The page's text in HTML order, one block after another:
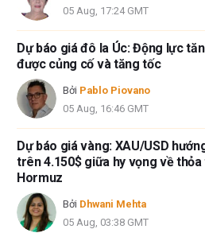
05 Aug, 17:24 GMT
Dự báo giá đô la Úc: Động lực
được củng cố và tăng tốc
Bởi Pablo Piovano
05 Aug, 16:46 GMT
Dự báo giá vàng: XAU/USD
trên 4.150$ giữa hy vọng về
Hormuz
Bởi Dhwani Mehta
05 Aug, 03:38 GMT